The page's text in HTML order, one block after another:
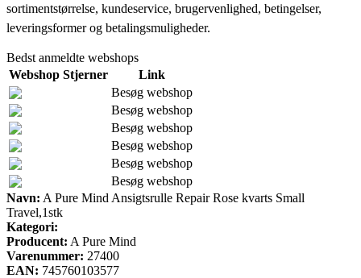
sortimentstørrelse, kundeservice, brugervenlighed, betingelser,
leveringsformer og betalingsmuligheder.
Bedst anmeldte webshops
Webshop Stjerner
Link
Besøg webshop
Besøg webshop
Besøg webshop
Besøg webshop
Besøg webshop
Besøg webshop
Navn: A Pure Mind Ansigtsrulle Repair Rose kvarts Small
Travel,1stk
Kategori:
Producent: A Pure Mind
Varenummer: 27400
EAN: 745760103577